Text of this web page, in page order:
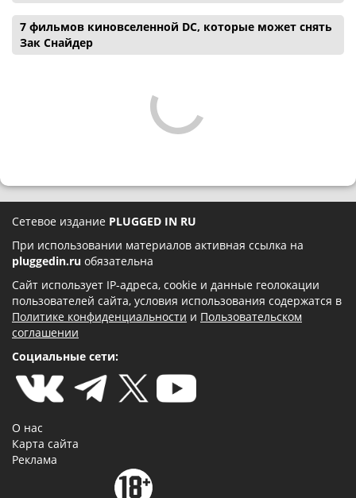
7 фильмов киновселенной DC, которые может снять
Зак Снайдер
Сетевое издание PLUGGED IN RU
При использовании материалов активная ссылка на
pluggedin.ru обязательна
Сайт использует IP-адреса, cookie и данные геолокации
пользователей сайта, условия использования содержатся в
Политике конфиденциальности и Пользовательском
соглашении
Социальные сети:
О нас
Карта сайта
Реклама